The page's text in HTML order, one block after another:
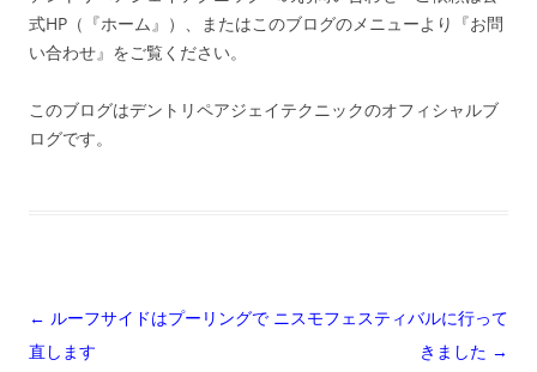
式HP（『ホーム』）、またはこのブログのメニューより『お問
い合わせ』をご覧ください。
このブログはデントリペアジェイテクニックのオフィシャルブ
ログです。
投
稿
← ルーフサイドはプーリングで
直します
ニスモフェスティバルに行って
きました →